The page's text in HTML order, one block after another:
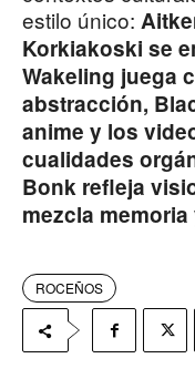
estilo único:
Korkiakoski se
Wakeling juega
abstracción,
anime y los
cualidades
Bonk refleja
mezcla
ROCEÑOS